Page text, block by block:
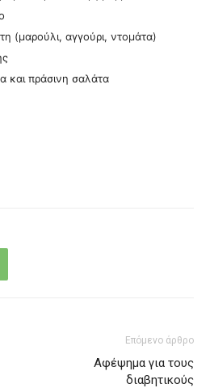
(μαρούλι, αγγούρι, ντομάτα)
και πράσινη σαλάτα
Επόμενο άρθρο
Αφέψημα για τους
διαβητικούς